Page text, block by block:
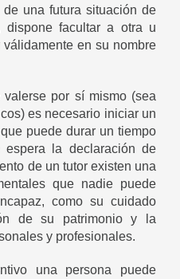
una futura situación de
dispone facultar a otra u
en su nombre
por sí mismo (sea
es necesario iniciar un
puede durar un tiempo
espera la declaración de
de un tutor existen una
que nadie puede
como su cuidado
de su patrimonio y la
y profesionales.
una persona puede